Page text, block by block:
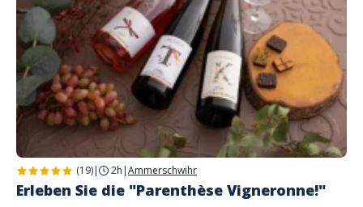
(19)| 2h |Ammerschwihr
Erleben Sie die "Parenthèse Vigneronne!"